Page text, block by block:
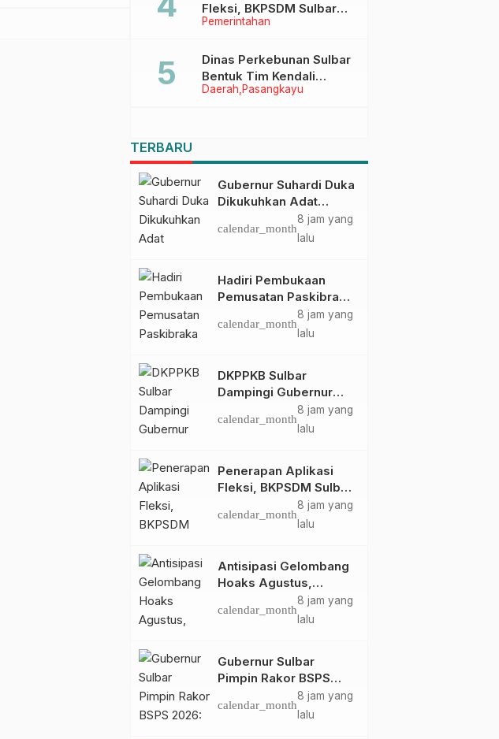
Pemerintahan
Fleksi, BKPSDM Sulbar
Dorong Transformasi
ASN
Daerah Pasangkayu
Dinas Perkebunan Sulbar
Bentuk Tim Kendali
Internal ICS untuk Dukung
TERBARU
Gubernur Suhardi Duka
Dikukuhkan Adat
Balanipa, Raih Gelar
Sulo Tappidena
calendar_month
8 jam yang
lalu
Hadiri Pembukaan
Pemusatan Paskibraka
Provinsi, Murdanil: Ini
Membentuk Karakter
calendar_month
8 jam yang
lalu
DKPPKB Sulbar
Dampingi Gubernur
Terima Audiensi
Kepala Rumah Sakit
calendar_month
8 jam yang
lalu
Penerapan Aplikasi
Fleksi, BKPSDM Sulbar
Dorong Transformasi
Digital Sistem
calendar_month
8 jam yang
lalu
Antisipasi Gelombang
Hoaks Agustus,
Pemprov Sulbar Ajak
Warga Jaga Ruang
calendar_month
8 jam yang
lalu
Gubernur Sulbar
Pimpin Rakor BSPS
2026: Mamuju dan
Pasangkayu Masih Nol
calendar_month
8 jam yang
lalu